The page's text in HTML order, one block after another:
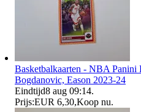
Basketbalkaarten - NBA Panini
Bogdanovic, Eason 2023-24
Eindtijd8 aug 09:14.
Prijs:EUR 6,30,Koop nu.